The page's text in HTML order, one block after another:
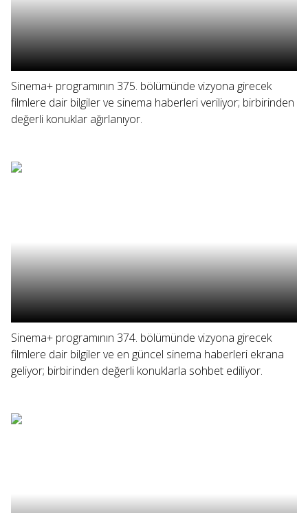
Sinema+ programının 375. bölümünde vizyona girecek
filmlere dair bilgiler ve sinema haberleri veriliyor; birbirinden
değerli konuklar ağırlanıyor.
Sinema+ programının 374. bölümünde vizyona girecek
filmlere dair bilgiler ve en güncel sinema haberleri ekrana
geliyor; birbirinden değerli konuklarla sohbet ediliyor.